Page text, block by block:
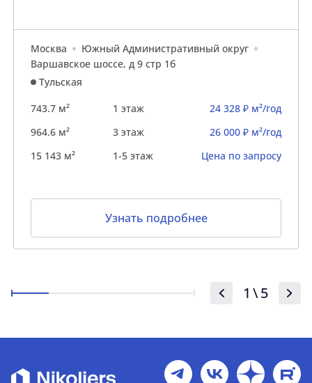
Москва
Южный Административный округ
Варшавское шоссе, д 9 стр 1б
Тульская
743.7 м²
1 этаж
24 328 ₽ м²/год
964.6 м²
3 этаж
26 000 ₽ м²/год
15 143 м²
1-5 этаж Цена по запросу
Узнать подробнее
1 \5